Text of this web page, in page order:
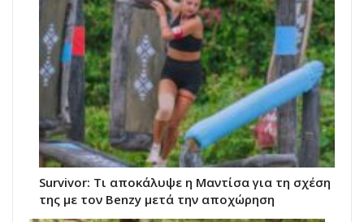
Survivor: Τι αποκάλυψε η Μαντίσα για τη σχέση
της με τον Benzy μετά την αποχώρηση